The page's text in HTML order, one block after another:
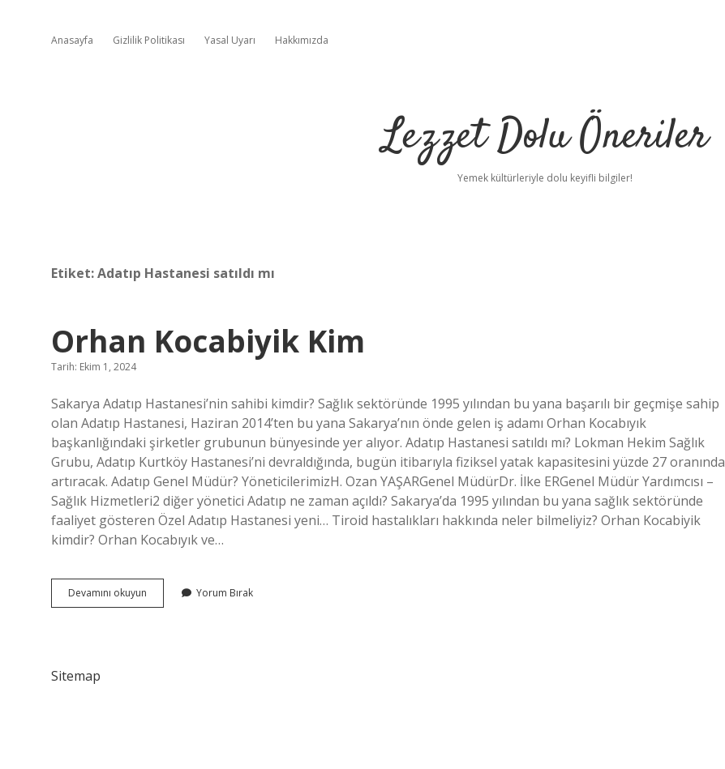
Anasayfa Gizlilik Politikası Yasal Uyarı Hakkımızda
Lezzet Dolu Öneriler
Yemek kültürleriyle dolu keyifli bilgiler!
Etiket:Adatıp Hastanesi satıldı mı
Orhan Kocabiyik Kim
Tarih: Ekim 1, 2024
Sakarya Adatıp Hastanesi’nin sahibi kimdir? Sağlık sektöründe 1995 yılından bu yana başarılı bir geçmişe sahip
olan Adatıp Hastanesi, Haziran 2014’ten bu yana Sakarya’nın önde gelen iş adamı Orhan Kocabıyık
başkanlığındaki şirketler grubunun bünyesinde yer alıyor. Adatıp Hastanesi satıldı mı? Lokman Hekim Sağlık
Grubu, Adatıp Kurtköy Hastanesi’ni devraldığında, bugün itibarıyla fiziksel yatak kapasitesini yüzde 27 oranında
artıracak. Adatıp Genel Müdür? YöneticilerimizH. Ozan YAŞARGenel MüdürDr. İlke ERGenel Müdür Yardımcısı –
Sağlık Hizmetleri2 diğer yönetici Adatıp ne zaman açıldı? Sakarya’da 1995 yılından bu yana sağlık sektöründe
faaliyet gösteren Özel Adatıp Hastanesi yeni… Tiroid hastalıkları hakkında neler bilmeliyiz? Orhan Kocabiyik
kimdir? Orhan Kocabıyık ve…
Devamını okuyun
Kocabiyik
Yorum Bırak
Sitemap